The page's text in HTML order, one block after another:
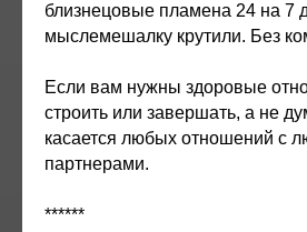
близнецовые пламена 24 на 7
мыслемешалку крутили. Без
Если вам нужны здоровые
строить или завершать, а не
касается любых отношений с
партнерами.
******